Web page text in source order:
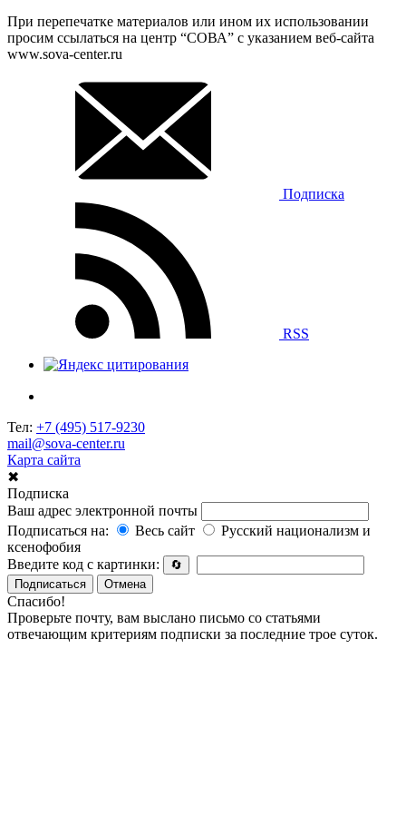
При перепечатке материалов или ином их использовании
просим ссылаться на центр “СОВА” с указанием веб-сайта
www.sova-center.ru
Подписка
RSS
Тел: +7 (495) 517-9230
mail@sova-center.ru
Карта сайта
✖
Подписка
Ваш адрес электронной почты
Подписаться на:
Весь сайт
Русский национализм и
ксенофобия
Введите код с картинки:
🔄
Подписаться
Отмена
Спасибо!
Проверьте почту, вам выслано письмо со статьями
отвечающим критериям подписки за последние трое суток.